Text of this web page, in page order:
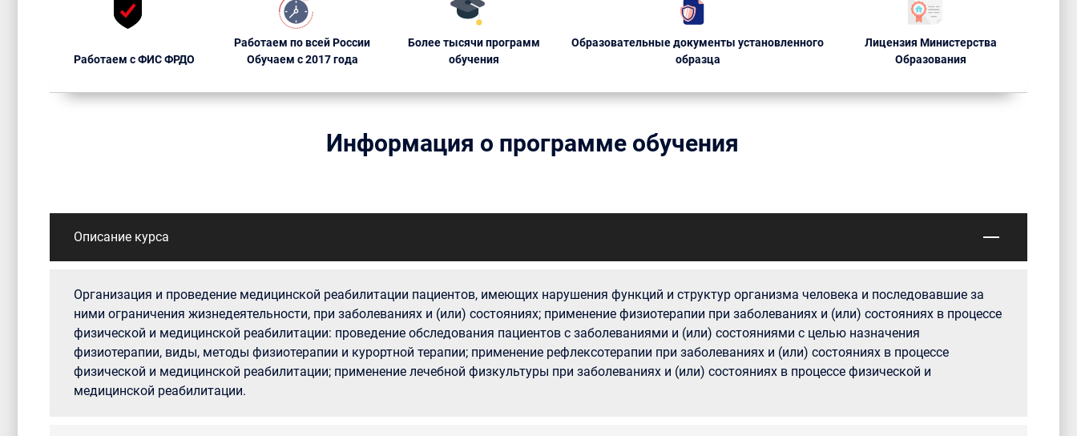
Работаем с ФИС ФРДО
Работаем по всей России
Обучаем с 2017 года
Более тысячи программ
обучения
Образовательные документы установленного
образца
Лицензия Министерства
Образования
Информация о программе обучения
Описание курса
Организация и проведение медицинской реабилитации пациентов, имеющих нарушения функций и структур организма человека и последовавшие за
ними ограничения жизнедеятельности, при заболеваниях и (или) состояниях; применение физиотерапии при заболеваниях и (или) состояниях в процессе
физической и медицинской реабилитации: проведение обследования пациентов с заболеваниями и (или) состояниями с целью назначения
физиотерапии, виды, методы физиотерапии и курортной терапии; применение рефлексотерапии при заболеваниях и (или) состояниях в процессе
физической и медицинской реабилитации; применение лечебной физкультуры при заболеваниях и (или) состояниях в процессе физической и
медицинской реабилитации.